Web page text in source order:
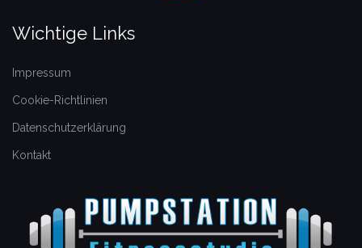
Wichtige Links
Impressum
Cookie-Richtlinien
Datenschutzerklärung
Kontakt